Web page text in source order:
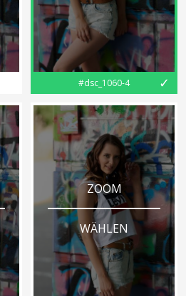
✓
#dsc_1060-4
ZOOM
WÄHLEN